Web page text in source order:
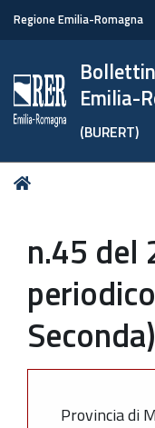
Regione Emilia-Romagna
Emilia-
(BURERT)
Tu
n.45 del
Seconda)
Provincia di